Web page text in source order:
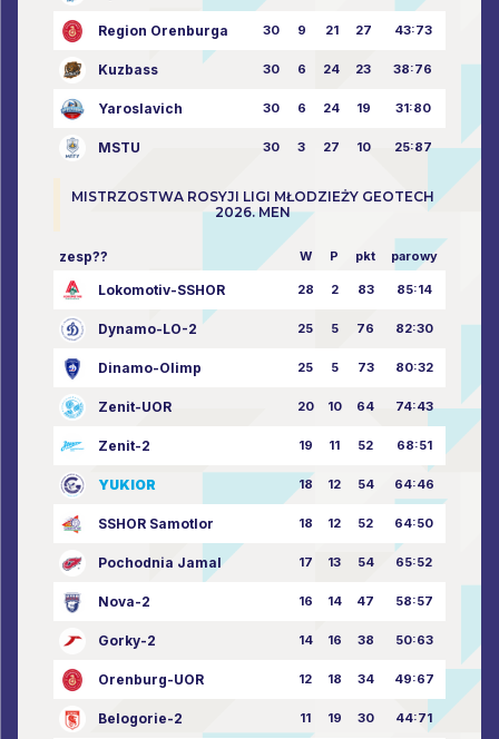
Region Orenburga 30 9 21 27 43:73
Kuzbass 30 6 24 23 38:76
Yaroslavich 30 6 24 19 31:80
MSTU 30 3 27 10 25:87
MISTRZOSTWA ROSYJI LIGI MŁODZIEŻY GEOTECH
2026. MEN
zesp?? W P pkt parowy
Lokomotiv-SSHOR 28 2 83 85:14
Dynamo-LO-2 25 5 76 82:30
Dinamo-Olimp 25 5 73 80:32
Zenit-UOR 20 10 64 74:43
Zenit-2 19 11 52 68:51
YUKIOR 18 12 54 64:46
SSHOR Samotlor 18 12 52 64:50
Pochodnia Jamal 17 13 54 65:52
Nova-2 16 14 47 58:57
Gorky-2 14 16 38 50:63
Orenburg-UOR 12 18 34 49:67
Belogorie-2 11 19 30 44:71